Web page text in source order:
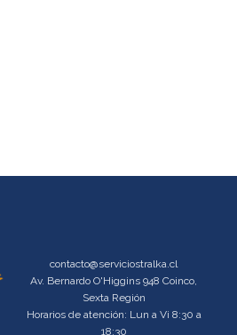
contacto@serviciostralka.cl
Av. Bernardo O'Higgins 948 Coinco,
Sexta Región
Horarios de atención: Lun a Vi 8:30 a
18:30